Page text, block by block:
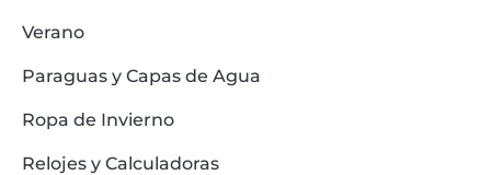
Verano
Paraguas y Capas de Agua
Ropa de Invierno
Relojes y Calculadoras